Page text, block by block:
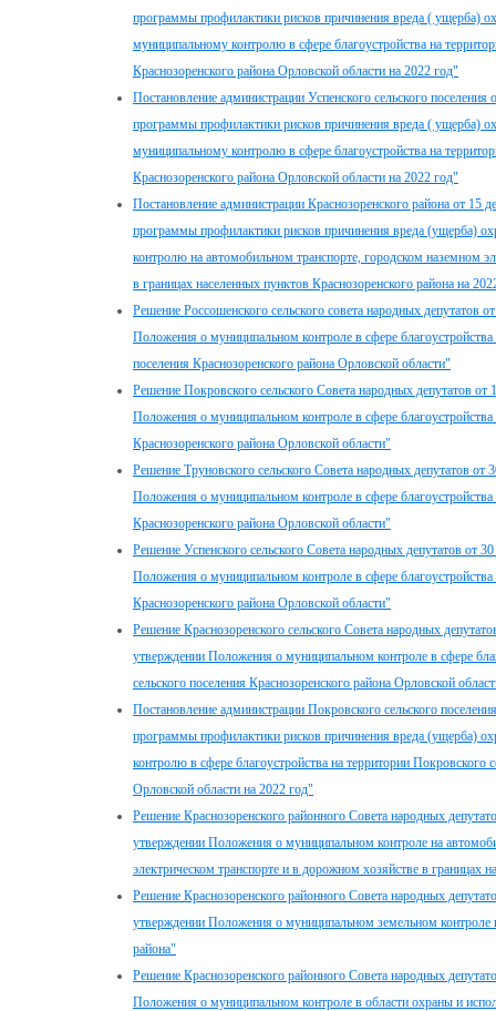
программы профилактики рисков причинения вреда ( ущерба)
муниципальному контролю в сфере благоустройства на
Краснозоренского района Орловской области на 2022 год"
Постановление администрации Успенского сельского
программы профилактики рисков причинения вреда ( ущерба)
муниципальному контролю в сфере благоустройства на
Краснозоренского района Орловской области на 2022 год"
Постановление администрации Краснозоренского района от
программы профилактики рисков причинения вреда (ущерба)
контролю на автомобильном транспорте, городском наземном
в границах населенных пунктов Краснозоренского района на
Решение Россошенского сельского совета народных депутатов
Положения о муниципальном контроле в сфере благоустройства
поселения Краснозоренского района Орловской области"
Решение Покровского сельского Совета народных депутатов
Положения о муниципальном контроле в сфере
Краснозоренского района Орловской области"
Решение Труновского сельского Совета народных депутатов
Положения о муниципальном контроле в сфере благоустройства
Краснозоренского района Орловской области"
Решение Успенского сельского Совета народных депутатов от
Положения о муниципальном контроле в сфере благоустройства
Краснозоренского района Орловской области"
Решение Краснозоренского сельского Совета народных
утверждении Положения о муниципальном контроле в сфере
сельского поселения Краснозоренского района Орловской
Постановление администрации Покровского сельского
программы профилактики рисков причинения вреда (ущерба)
контролю в сфере благоустройства на территории Покровского
Орловской области на 2022 год"
Решение Краснозоренского районного Совета народных
утверждении Положения о муниципальном контроле на
электрическом транспорте и в дорожном хозяйстве в границах
Решение Краснозоренского районного Совета народных
утверждении Положения о муниципальном земельном контроле
района"
Решение Краснозоренского районного Совета народных
Положения о муниципальном контроле в области охраны и